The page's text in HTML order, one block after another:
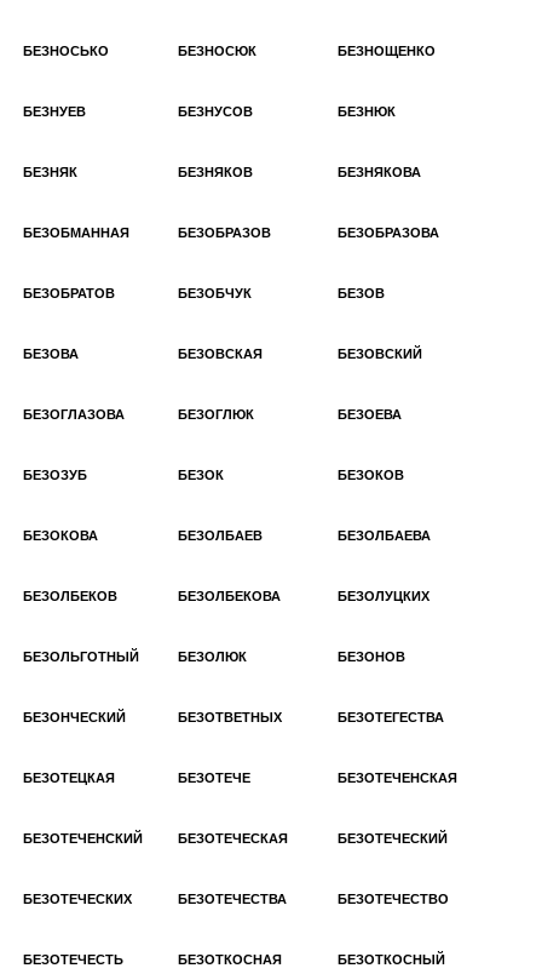
БЕЗНОСЬКО БЕЗНОСЮК БЕЗНОЩЕНКО
БЕЗНУЕВ БЕЗНУСОВ БЕЗНЮК
БЕЗНЯК БЕЗНЯКОВ БЕЗНЯКОВА
БЕЗОБМАННАЯ БЕЗОБРАЗОВ БЕЗОБРАЗОВА
БЕЗОБРАТОВ БЕЗОБЧУК БЕЗОВ
БЕЗОВА БЕЗОВСКАЯ БЕЗОВСКИЙ
БЕЗОГЛАЗОВА БЕЗОГЛЮК БЕЗОЕВА
БЕЗОЗУБ БЕЗОК БЕЗОКОВ
БЕЗОКОВА БЕЗОЛБАЕВ БЕЗОЛБАЕВА
БЕЗОЛБЕКОВ БЕЗОЛБЕКОВА БЕЗОЛУЦКИХ
БЕЗОЛЬГОТНЫЙ БЕЗОЛЮК БЕЗОНОВ
БЕЗОНЧЕСКИЙ БЕЗОТВЕТНЫХ БЕЗОТЕГЕСТВА
БЕЗОТЕЦКАЯ БЕЗОТЕЧЕ БЕЗОТЕЧЕНСКАЯ
БЕЗОТЕЧЕНСКИЙ БЕЗОТЕЧЕСКАЯ БЕЗОТЕЧЕСКИЙ
БЕЗОТЕЧЕСКИХ БЕЗОТЕЧЕСТВА БЕЗОТЕЧЕСТВО
БЕЗОТЕЧЕСТЬ БЕЗОТКОСНАЯ БЕЗОТКОСНЫЙ